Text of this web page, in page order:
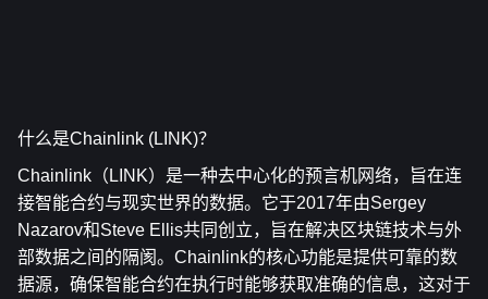
什么是Chainlink (LINK)？
Chainlink（LINK）是一种去中心化的预言机网络，旨在连
接智能合约与现实世界的数据。它于2017年由Sergey
Nazarov和Steve Ellis共同创立，旨在解决区块链技术与外
部数据之间的隔阂。Chainlink的核心功能是提供可靠的数
据源，确保智能合约在执行时能够获取准确的信息，这对于